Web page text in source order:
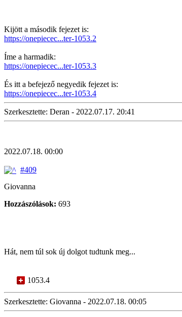
Kijött a második fejezet is:
https://onepiecec...ter-1053.2
Íme a harmadik:
https://onepiecec...ter-1053.3
És itt a befejező negyedik fejezet is:
https://onepiecec...ter-1053.4
Szerkesztette: Deran - 2022.07.17. 20:41
2022.07.18. 00:00
#409
Giovanna
Hozzászólások: 693
Hát, nem túl sok új dolgot tudtunk meg...
1053.4
Szerkesztette: Giovanna - 2022.07.18. 00:05